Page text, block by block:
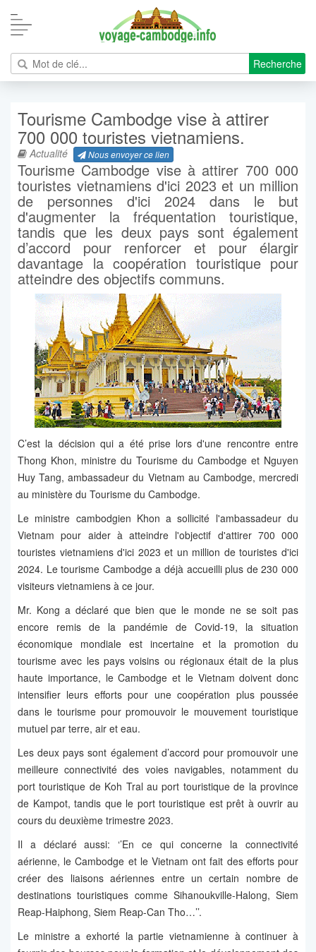
Recherche
Tourisme Cambodge vise à attirer
700 000 touristes vietnamiens.
Actualité Nous envoyer ce lien
Tourisme Cambodge vise à attirer 700 000
touristes vietnamiens d'ici 2023 et un million
de personnes d'ici 2024 dans le but
d'augmenter la fréquentation touristique,
tandis que les deux pays sont également
d’accord pour renforcer et pour élargir
davantage la coopération touristique pour
atteindre des objectifs communs.
C’est la décision qui a été prise lors d'une rencontre entre
Thong Khon, ministre du Tourisme du Cambodge et Nguyen
Huy Tang, ambassadeur du Vietnam au Cambodge, mercredi
au ministère du Tourisme du Cambodge.
Le ministre cambodgien Khon a sollicité l'ambassadeur du
Vietnam pour aider à atteindre l'objectif d'attirer 700 000
touristes vietnamiens d'ici 2023 et un million de touristes d'ici
2024. Le tourisme Cambodge a déjà accueilli plus de 230 000
visiteurs vietnamiens à ce jour.
Mr. Kong a déclaré que bien que le monde ne se soit pas
encore remis de la pandémie de Covid-19, la situation
économique mondiale est incertaine et la promotion du
tourisme avec les pays voisins ou régionaux était de la plus
haute importance, le Cambodge et le Vietnam doivent donc
intensifier leurs efforts pour une coopération plus poussée
dans le tourisme pour promouvoir le mouvement touristique
mutuel par terre, air et eau.
Les deux pays sont également d’accord pour promouvoir une
meilleure connectivité des voies navigables, notamment du
port touristique de Koh Tral au port touristique de la province
de Kampot, tandis que le port touristique est prêt à ouvrir au
cours du deuxième trimestre 2023.
Il a déclaré aussi: ‘’En ce qui concerne la connectivité
aérienne, le Cambodge et le Vietnam ont fait des efforts pour
créer des liaisons aériennes entre un certain nombre de
destinations touristiques comme Sihanoukville-Halong, Siem
Reap-Haiphong, Siem Reap-Can Tho…’’.
Le ministre a exhorté la partie vietnamienne à continuer à